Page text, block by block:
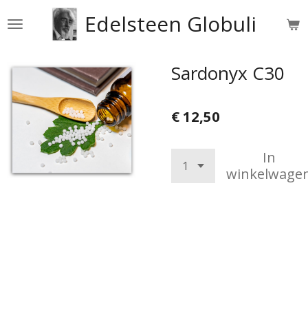
direct
de
hoofdinhoud
Edelsteen Globuli
Sardonyx C30
€ 12,50
In